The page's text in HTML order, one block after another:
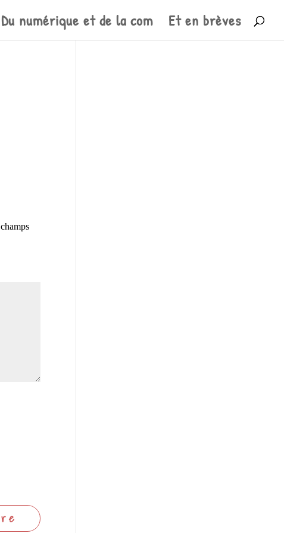
Du numérique et de la com Et en brèves